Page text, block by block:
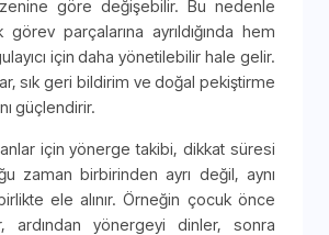
göre değişebilir. Bu nedenle
parçalarına ayrıldığında hem
için daha yönetilebilir hale gelir.
sık geri bildirim ve doğal pekiştirme
güçlendirir.
için yönerge takibi, dikkat süresi
zaman birbirinden ayrı değil, aynı
ele alınır. Örneğin çocuk önce
ardından yönergeyi dinler, sonra